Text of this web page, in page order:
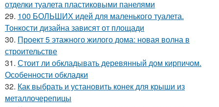
отделки туалета пластиковыми панелями
29. 100 БОЛЬШИХ идей для маленького туалета.
Тонкости дизайна зависят от площади
30. Проект 5 этажного жилого дома: новая волна в
строительстве
31. Стоит ли обкладывать деревянный дом кирпичом.
Особенности обкладки
32. Как выбрать и установить конек для крыши из
металлочерепицы